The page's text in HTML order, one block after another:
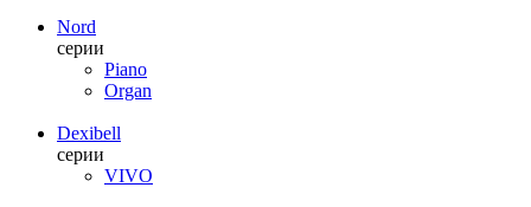
Nord
серии
Piano
Organ
Dexibell
серии
VIVO